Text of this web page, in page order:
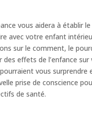
vous aidera à établir le
avec votre enfant
sur le comment, le
des effets de l’enfance
vous surprendre
prise de conscience
de santé.